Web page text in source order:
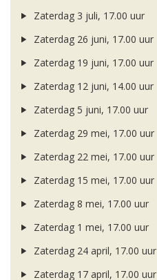
Zaterdag 3 juli, 17.00 uur
Zaterdag 26 juni, 17.00 uur
Zaterdag 19 juni, 17.00 uur
Zaterdag 12 juni, 14.00 uur
Zaterdag 5 juni, 17.00 uur
Zaterdag 29 mei, 17.00 uur
Zaterdag 22 mei, 17.00 uur
Zaterdag 15 mei, 17.00 uur
Zaterdag 8 mei, 17.00 uur
Zaterdag 1 mei, 17.00 uur
Zaterdag 24 april, 17.00 uur
Zaterdag 17 april, 17.00 uur